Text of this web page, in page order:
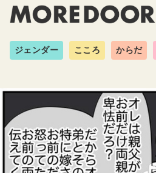
ジェンダー こころ からだ